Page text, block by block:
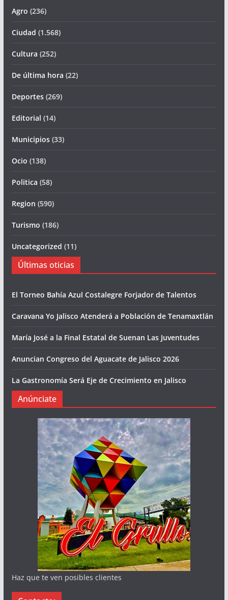
Agro (236)
Ciudad (1.568)
Cultura (252)
De última hora (22)
Deportes(269)
Editorial (14)
Municipios(33)
Ocio (138)
Politica (58)
Region (590)
Turismo (186)
Uncategorized (11)
Últimas oticias
El Torneo Bahía Azul Costalegre Forjador de Talentos
Caravana Yo Jalisco Atenderá a Población de Tenamaxtlán
María José a la Final Estatal de Suenan Las Juventudes
Anuncian Congreso del Aguacate de Jalisco 2026
La Gastronomía Será Eje de Crecimiento en Jalisco
Anúnciate
Haz que te ven posibles clientes